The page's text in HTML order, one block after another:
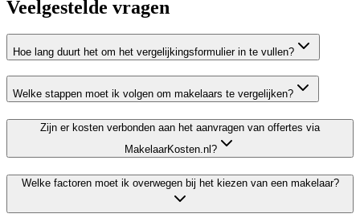
Veelgestelde vragen
Hoe lang duurt het om het vergelijkingsformulier in te vullen?
Welke stappen moet ik volgen om makelaars te vergelijken?
Zijn er kosten verbonden aan het aanvragen van offertes via
MakelaarKosten.nl?
Welke factoren moet ik overwegen bij het kiezen van een makelaar?